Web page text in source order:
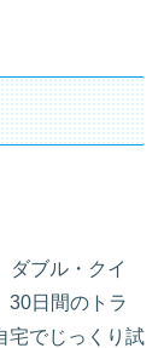
ダブル・クイ
30日間のトラ
宅でじっくり試